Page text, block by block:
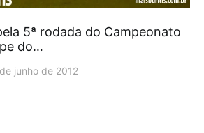
5ª rodada do Campeonato
do…
junho de 2012